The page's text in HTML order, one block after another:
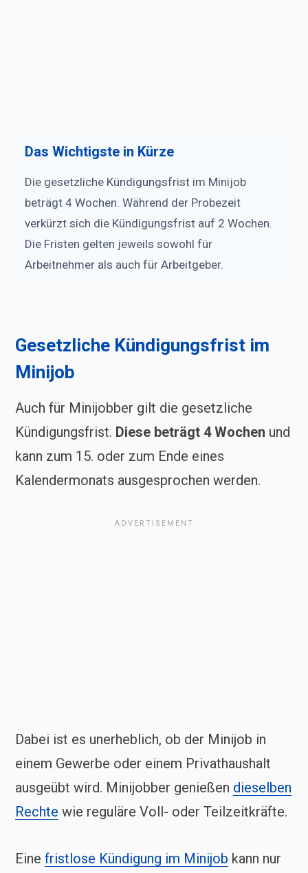
Das Wichtigste in Kürze
Die gesetzliche Kündigungsfrist im Minijob
beträgt 4 Wochen. Während der Probezeit
verkürzt sich die Kündigungsfrist auf 2 Wochen.
Die Fristen gelten jeweils sowohl für
Arbeitnehmer als auch für Arbeitgeber.
Gesetzliche Kündigungsfrist im
Minijob
Auch für Minijobber gilt die gesetzliche
Kündigungsfrist. Diese beträgt 4 Wochen und
kann zum 15. oder zum Ende eines
Kalendermonats ausgesprochen werden.
Dabei ist es unerheblich, ob der Minijob in
einem Gewerbe oder einem Privathaushalt
ausgeübt wird. Minijobber genießen dieselben
Rechte wie reguläre Voll- oder Teilzeitkräfte.
Eine fristlose Kündigung im Minijob kann nur